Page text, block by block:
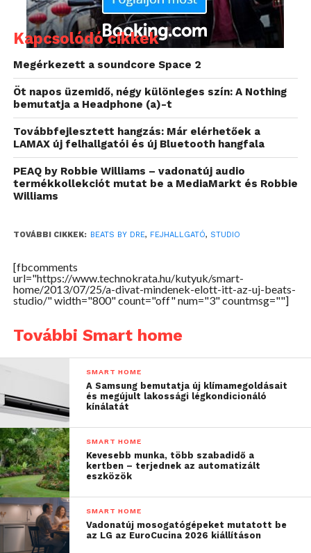
hazánkba. Az itthoni árról egyelőre nincs
információ, de valószínű, hogy az újdonságért
annyit kérnek majd mint az elődjéért, aki tehát egy
ilyen fejhallgatóra pályázik, az 80 ezer forintot lesz
kénytelen a kasszánál hagyni.
Kapcsolódó cikkek
Megérkezett a soundcore Space 2
Öt napos üzemidő, négy különleges szín: A Nothing
bemutatja a Headphone (a)-t
Továbbfejlesztett hangzás: Már elérhetőek a
LAMAX új felhallgatói és új Bluetooth hangfala
PEAQ by Robbie Williams – vadonatúj audio
termékkollekciót mutat be a MediaMarkt és Robbie
Williams
TOVÁBBI CIKKEK: BEATS BY DRE, FEJHALLGATÓ, STUDIO
[fbcomments
url="https://www.technokrata.hu/kutyuk/smart-
home/2013/07/25/a-divat-mindenek-elott-itt-az-uj-beats-
studio/" width="800" count="off" num="3" countmsg=""]
További Smart home
SMART HOME
A Samsung bemutatja új klímamegoldásait
és megújult lakossági légkondicionáló
kínálatát
SMART HOME
Kevesebb munka, több szabadidő a
kertben – terjednek az automatizált
eszközök
SMART HOME
Vadonatúj mosogatógépeket mutatott be
az LG az EuroCucina 2026 kiállításon